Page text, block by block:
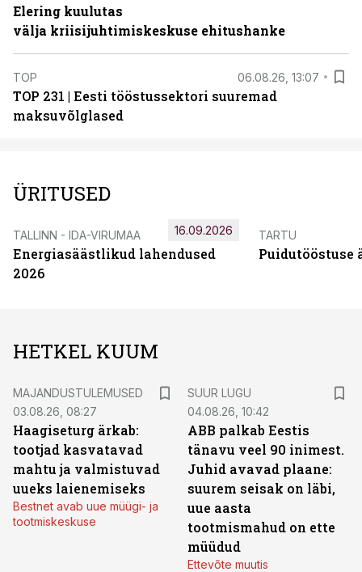
Elering kuulutas
välja kriisijuhtimiskeskuse ehitushanke
TOP 06.08.26, 13:07
TOP 231 | Eesti tööstussektori suuremad
maksuvõlglased
ÜRITUSED
TALLINN - IDA-VIRUMAA
Energiasäästlikud lahendused
2026
16.09.2026 TARTU
Puidutööstuse
HETKEL KUUM
MAJANDUSTULEMUSED
03.08.26, 08:27
Haagiseturg ärkab:
tootjad kasvatavad
mahtu ja valmistuvad
uueks laienemiseks
Bestnet avab uue müügi- ja
tootmiskeskuse
SUUR LUGU
04.08.26, 10:42
ABB palkab Eestis
tänavu veel 90 inimest.
Juhid avavad plaane:
suurem seisak on läbi,
uue aasta
tootmismahud on ette
müüdud
Ettevõte muutis